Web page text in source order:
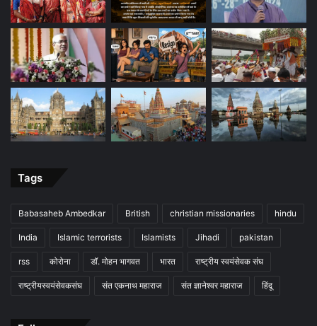
Tags
Babasaheb Ambedkar British christian missionaries hindu
India Islamic terrorists Islamists Jihadi pakistan
rss कोरोना डॉ. मोहन भागवत भारत राष्ट्रीय स्वयंसेवक संघ
राष्ट्रीयस्वयंसेवकसंघ संत एकनाथ महाराज संत ज्ञानेश्वर महाराज हिंदू